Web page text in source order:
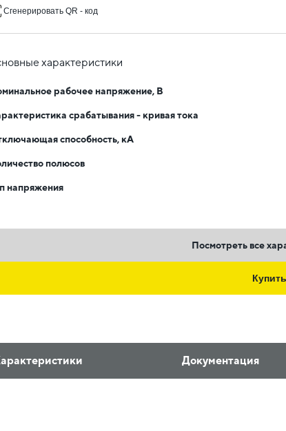
Сгенерировать QR - код
характеристики
рабочее напряжение, В
срабатывания - кривая тока
способность, кА
полюсов
напряжения
Посмотреть все
Купить
Документация